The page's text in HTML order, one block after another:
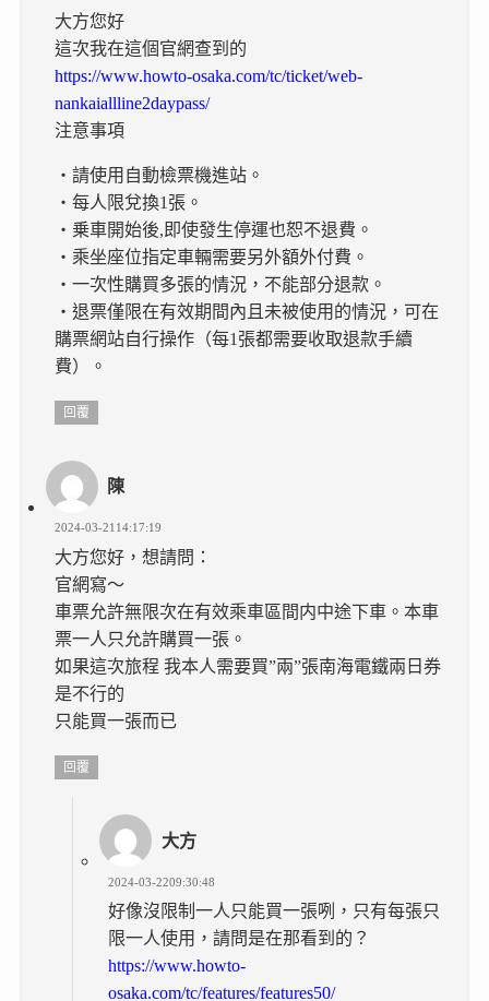
大方您好
這次我在這個官網查到的
https://www.howto-osaka.com/tc/ticket/web-
nankaiallline2daypass/
注意事項
・請使用自動檢票機進站。
・每人限兌換1張。
・乗車開始後,即使發生停運也恕不退費。
・乘坐座位指定車輛需要另外額外付費。
・一次性購買多張的情況，不能部分退款。
・退票僅限在有效期間內且未被使用的情況，可在
購票網站自行操作（每1張都需要收取退款手續
費）。
回覆
陳
2024-03-2114:17:19
大方您好，想請問：
官網寫～
車票允許無限次在有效乘車區間内中途下車。本車
票一人只允許購買一張。
如果這次旅程 我本人需要買”兩”張南海電鐵兩日券
是不行的
只能買一張而已
回覆
大方
2024-03-2209:30:48
好像沒限制一人只能買一張咧，只有每張只
限一人使用，請問是在那看到的？
https://www.howto-
osaka.com/tc/features/features50/